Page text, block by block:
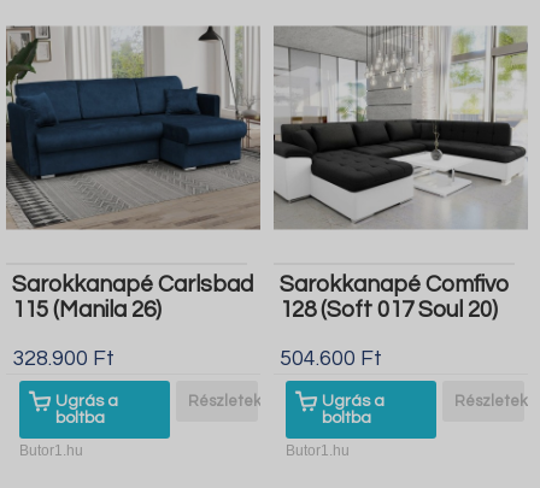
Sarokkanapé Carlsbad
115 (Manila 26)
328.900 Ft
Ugrás a
boltba
Részletek
Butor1.hu
Sarokkanapé Comfivo
128 (Soft 017 Soul 20)
504.600 Ft
Ugrás a
boltba
Részletek
Butor1.hu